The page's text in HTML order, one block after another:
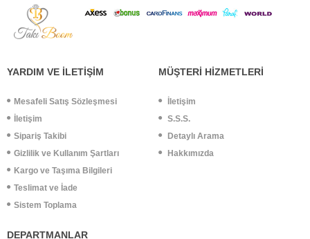
YARDIM VE İLETİŞİM
Mesafeli Satış Sözleşmesi
İletişim
Sipariş Takibi
Gizlilik ve Kullanım Şartları
Kargo ve Taşıma Bilgileri
Teslimat ve İade
Sistem Toplama
MÜŞTERİ HİZMETLERİ
İletişim
S.S.S.
Detaylı Arama
Hakkımızda
DEPARTMANLAR